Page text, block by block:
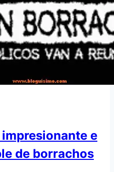
e
de borrachos